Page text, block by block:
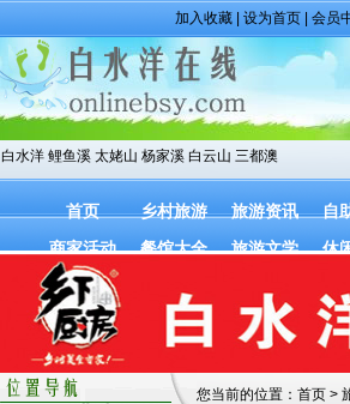
加入收藏 设为首页 会员
白水洋 鲤鱼溪 太姥山 杨家溪 白云山 三都澳
首页 乡村旅游 旅游资讯 自
商家活动
餐馆大全 旅游文学 休
您当前的位置： 首页 >